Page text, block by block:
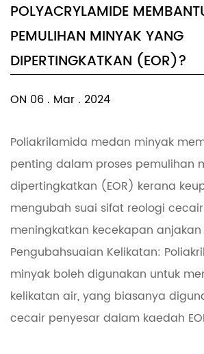
POLYACRYLAMIDE
PEMULIHAN MINYAK YANG
DIPERTINGKATKAN (EOR)?
ON 06 . Mar . 2024
Poliakrilamida medan minyak
penting dalam proses pemulihan
dipertingkatkan (EOR) kerana
mengubah suai sifat reologi
meningkatkan kecekapan anjakan
Pengubahsuaian Kelikatan:
minyak boleh digunakan untuk
kelikatan air, yang biasanya
cecair penyesar dalam kaedah